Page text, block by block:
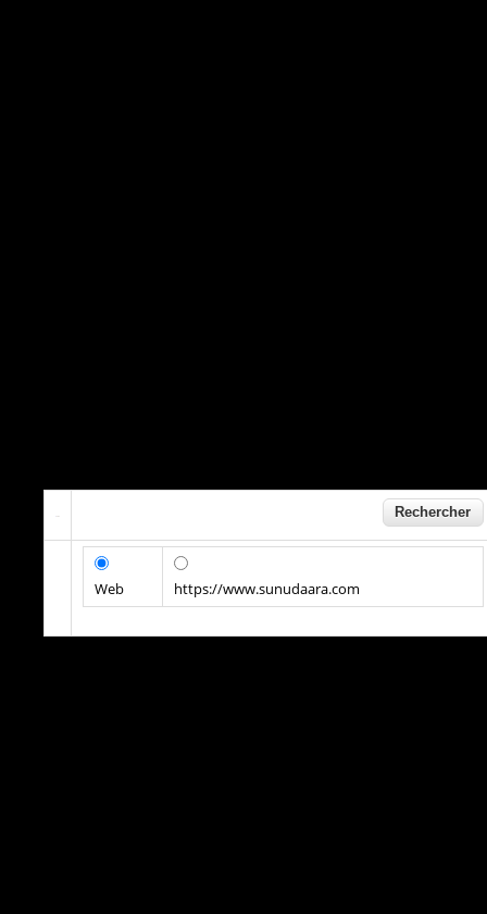
Web https://www.sunudaara.com